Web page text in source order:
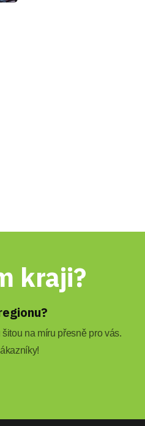
kraji?
na míru přesně pro vás.